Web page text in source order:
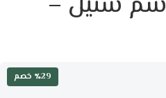
٪29 خصم